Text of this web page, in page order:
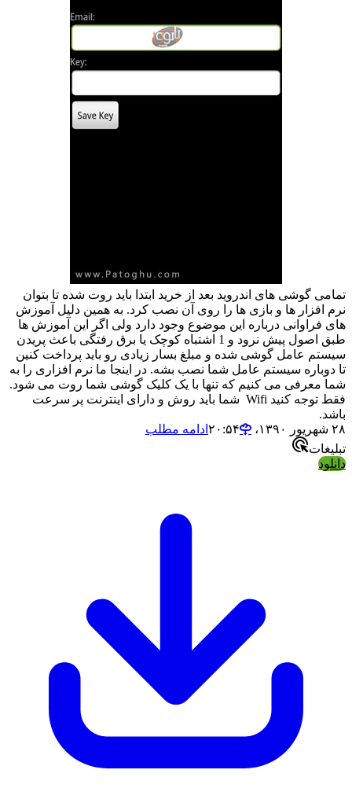
تمامی گوشی های اندروید بعد از خرید ابتدا باید روت شده تا بتوان
نرم افزار ها و بازی ها را روی آن نصب کرد. به همین دلیل آموزش
های فراوانی درباره این موضوع وجود دارد ولی اگر این آموزش ها
طبق اصول پیش نرود و 1 اشتباه کوچک یا برق رفتگی باعث پریدن
سیستم عامل گوشی شده و مبلغ بسار زیادی رو باید پرداخت کنین
تا دوباره سیستم عامل شما نصب بشه. در اینجا ما نرم افزاری را به
شما معرفی می کنیم که تنها با یک کلیک گوشی شما روت می شود.
فقط توجه کنید Wifi شما باید روش و دارای اینترنت پر سرعت
باشد.
۲۸ شهریور ۱۳۹۰،‏ ۲۰:۵۴
ادامه مطلب
تبلیغات
دانلود